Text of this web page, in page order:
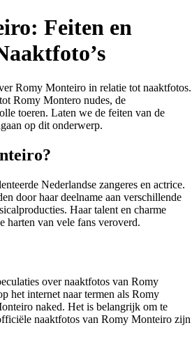
Feiten en
Romy Monteiro in relatie tot naaktfotos.
Romy Montero nudes, de
toeren. Laten we de feiten van de
op dit onderwerp.
Nederlandse zangeres en actrice.
door haar deelname aan verschillende
Haar talent en charme
harten van vele fans veroverd.
over naaktfotos van Romy
het internet naar termen als Romy
naked. Het is belangrijk om te
naaktfotos van Romy Monteiro zijn